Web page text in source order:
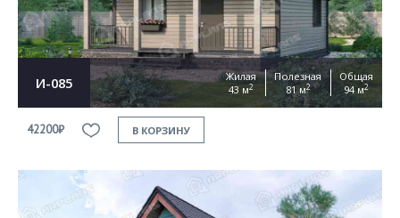
И-085
Жилая
43 м2
Полезная
81 м2
Общая
94 м2
42200₽ В КОРЗИНУ
ОТПРАВИТЬ